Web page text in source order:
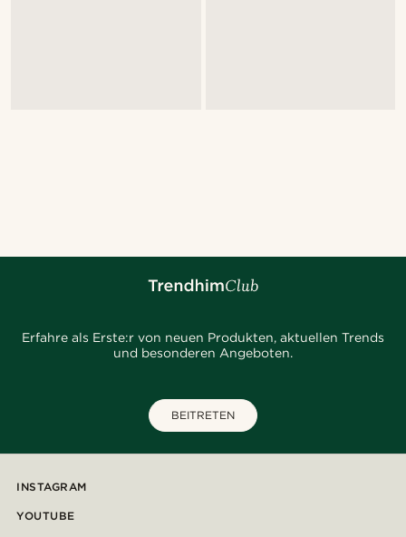
Erfahre als Erste:r von neuen Produkten, aktuellen Trends
und besonderen Angeboten.
BEITRETEN
INSTAGRAM
YOUTUBE